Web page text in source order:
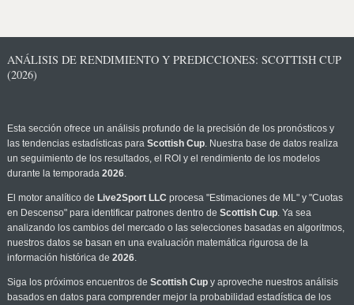
ANÁLISIS DE RENDIMIENTO Y PREDICCIONES: SCOTTISH CUP
(2026)
Esta sección ofrece un análisis profundo de la precisión de los pronósticos y
las tendencias estadísticas para Scottish Cup. Nuestra base de datos realiza
un seguimiento de los resultados, el ROI y el rendimiento de los modelos
durante la temporada 2026.
El motor analítico de Live2Sport LLC procesa "Estimaciones de ML" y "Cuotas
en Descenso" para identificar patrones dentro de Scottish Cup. Ya sea
analizando los cambios del mercado o las selecciones basadas en algoritmos,
nuestros datos se basan en una evaluación matemática rigurosa de la
información histórica de 2026.
Siga los próximos encuentros de Scottish Cupy aproveche nuestros análisis
basados en datos para comprender mejor la probabilidad estadística de los